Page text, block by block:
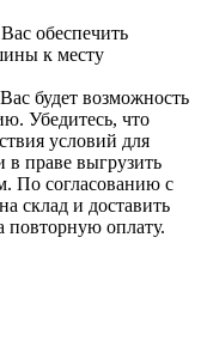
обеспечить
к месту
будет возможность
Убедитесь, что
условий для
в праве выгрузить
По согласованию с
склад и доставить
повторную оплату.